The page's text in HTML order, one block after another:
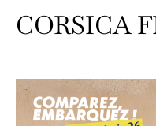
CORSICA